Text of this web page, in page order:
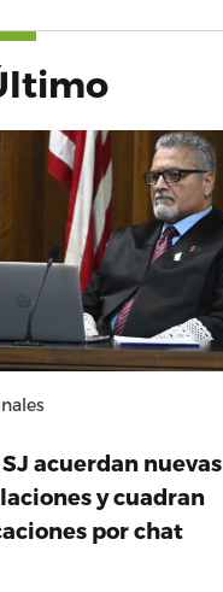
acuerdan nuevas
y cuadran
por chat